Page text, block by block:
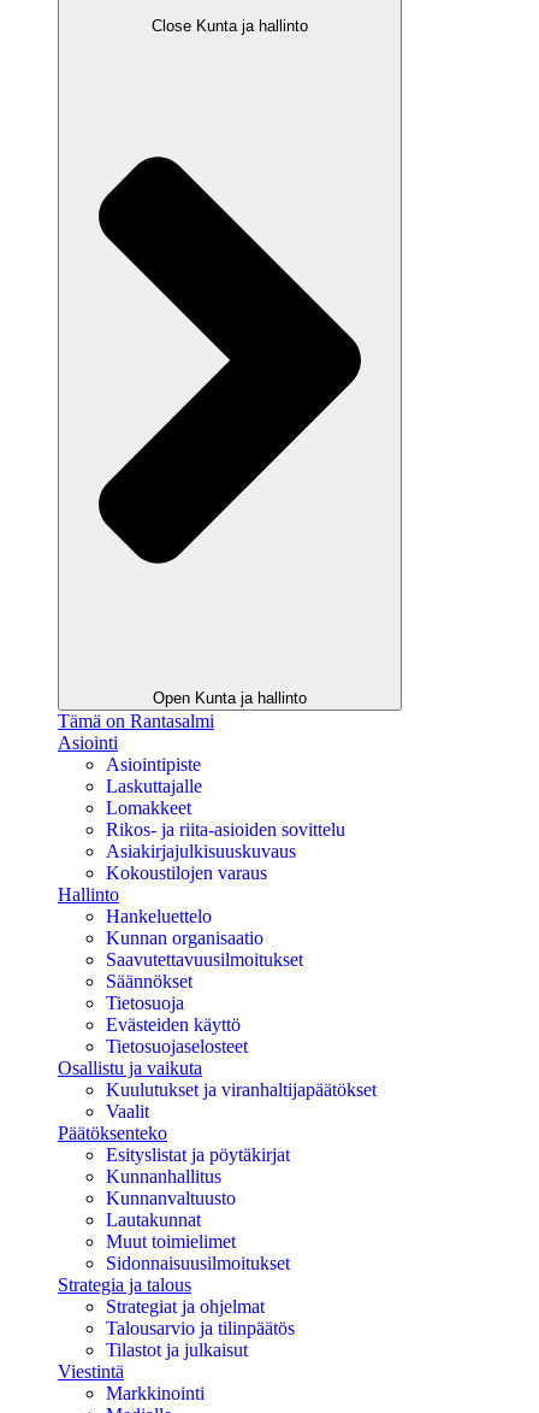
Close Kunta ja hallinto
Open Kunta ja hallinto
Tämä on Rantasalmi
Asiointi
Asiointipiste
Laskuttajalle
Lomakkeet
Rikos- ja riita-asioiden sovittelu
Asiakirjajulkisuuskuvaus
Kokoustilojen varaus
Hallinto
Hankeluettelo
Kunnan organisaatio
Saavutettavuusilmoitukset
Säännökset
Tietosuoja
Evästeiden käyttö
Tietosuojaselosteet
Osallistu ja vaikuta
Kuulutukset ja viranhaltijapäätökset
Vaalit
Päätöksenteko
Esityslistat ja pöytäkirjat
Kunnanhallitus
Kunnanvaltuusto
Lautakunnat
Muut toimielimet
Sidonnaisuusilmoitukset
Strategia ja talous
Strategiat ja ohjelmat
Talousarvio ja tilinpäätös
Tilastot ja julkaisut
Viestintä
Markkinointi